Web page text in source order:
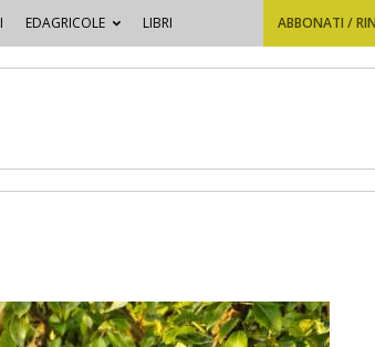
EDAGRICOLE LIBRI ABBONATI /